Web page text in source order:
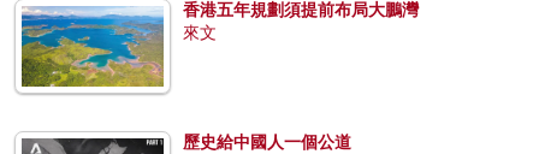
香港五年規劃須提前布局大鵬灣
來文
歷史給中國人一個公道